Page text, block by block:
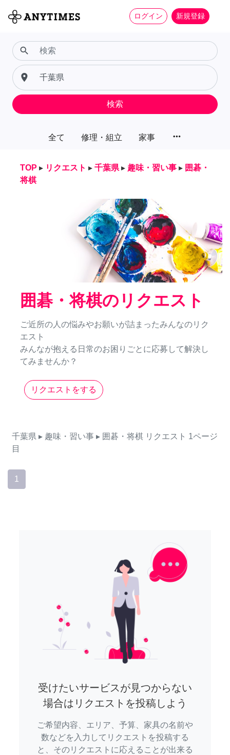
ログイン 新規登録
全て 修理・組立 家事 more_horiz
search
place
検索
TOP ▸ リクエスト ▸ 千葉県 ▸ 趣味・習い事 ▸ 囲碁・
将棋
囲碁・将棋のリクエスト
ご近所の人の悩みやお願いが詰まったみんなのリク
エスト
みんなが抱える日常のお困りごとに応募して解決し
てみませんか？
リクエストをする
千葉県 ▸ 趣味・習い事 ▸ 囲碁・将棋 リクエスト 1ページ
目
1
受けたいサービスが見つからない
場合はリクエストを投稿しよう
ご希望内容、エリア、予算、家具の名前や
数などを入力してリクエストを投稿する
と、そのリクエストに応えることが出来る